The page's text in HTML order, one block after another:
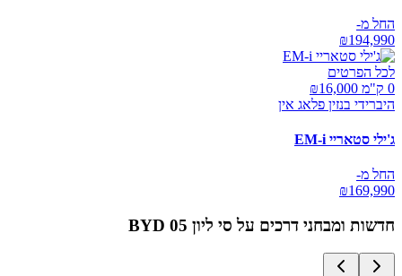
החל מ-
₪194,990
לכל הפרטים
0 ק"מ ₪
16,000
היברידי בנזין פלאג אין
ג'ילי סטאריי EM-i
החל מ-
₪169,990
חדשות ומבחני דרכים על BYD סי ליון 05